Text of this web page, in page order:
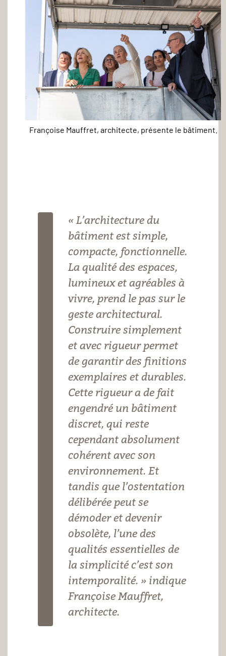
Françoise
-
Françoise Mauffret, architecte, présente le bâtiment.
« L’architecture du
bâtiment est simple,
compacte, fonctionnelle.
La qualité des espaces,
lumineux et agréables à
vivre, prend le pas sur le
geste architectural.
Construire simplement
et avec rigueur permet
de garantir des finitions
exemplaires et durables.
Cette rigueur a de fait
engendré un bâtiment
discret, qui reste
cependant absolument
cohérent avec son
environnement. Et
tandis que l’ostentation
délibérée peut se
démoder et devenir
obsolète, l’une des
qualités essentielles de
la simplicité c’est son
intemporalité. » indique
Françoise Mauffret,
architecte.